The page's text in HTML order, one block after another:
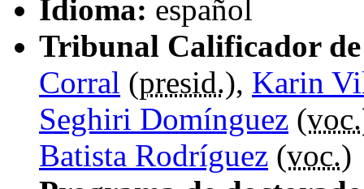
Idioma: español
Tribunal Calificador de
Corral (presid.), Karin
Seghiri Domínguez (voc.
Batista Rodríguez (voc.)